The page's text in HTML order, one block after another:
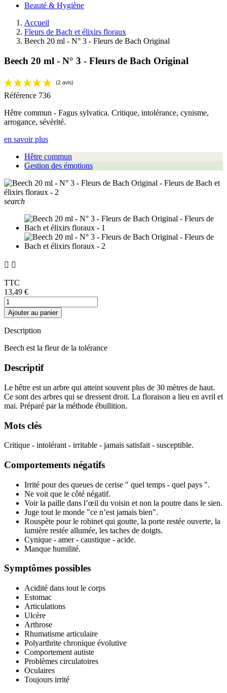
Beauté & Hygiène
Accueil
Fleurs de Bach et élixirs floraux
Beech 20 ml - N° 3 - Fleurs de Bach Original
Beech 20 ml - N° 3 - Fleurs de Bach Original
(2 avis)
Référence 736
Hêtre commun - Fagus sylvatica. Critique, intolérance, cynisme,
arrogance, sévèrité.
en savoir plus
Hêtre commun
Gestion des émotions
search
 
TTC
13,49 €
Ajouter au panier
Description
Beech est la fleur de la tolérance
Descriptif
Le hêtre est un arbre qui atteint souvent plus de 30 mètres de haut.
Ce sont des arbres qui se dressent droit. La floraison a lieu en avril et
mai. Préparé par la méthode ébullition.
Mots clés
Critique - intolérant - irritable - jamais satisfait - susceptible.
Comportements négatifs
Irrité pour des queues de cerise " quel temps - quel pays ".
Ne voit que le côté négatif.
Voir la paille dans l’œil du voisin et non la poutre dans le sien.
Juge tout le monde "ce n’est jamais bien".
Rouspète pour le robinet qui goutte, la porte restée ouverte, la
lumière restée allumée, les taches de doigts.
Cynique - amer - caustique - acide.
Manque humilité.
Symptômes possibles
Acidité dans tout le corps
Estomac
Articulations
Ulcère
Arthrose
Rhumatisme articulaire
Polyarthrite chronique évolutive
Comportement autiste
Problèmes circulatoires
Oculaires
Toujours irrité